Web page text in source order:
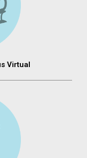
Virtual